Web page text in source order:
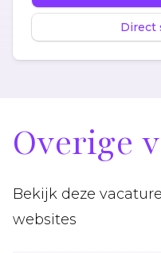
Direct
Overige
Bekijk deze
websites